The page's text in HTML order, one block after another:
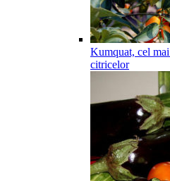
Kumquat, cel
citricelor